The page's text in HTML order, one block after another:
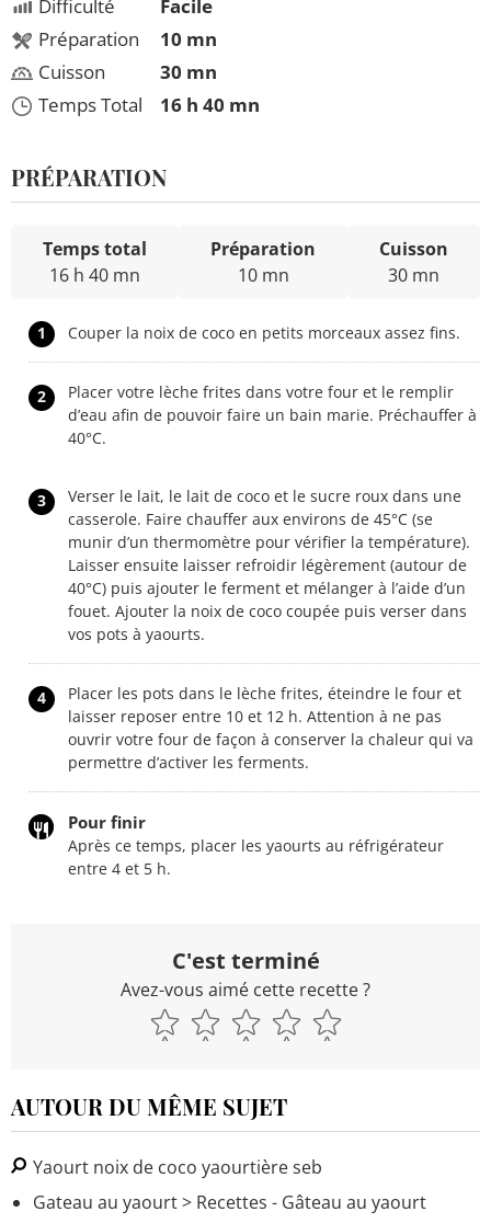
Difficulté
Préparation
Cuisson
Temps Total
Facile
10 mn
30 mn
16 h 40 mn
PRÉPARATION
Temps total
16 h 40 mn
Préparation
10 mn
Cuisson
30 mn
1 Couper la noix de coco en petits morceaux assez fins.
2
Placer votre lèche frites dans votre four et le remplir
d’eau afin de pouvoir faire un bain marie. Préchauffer à
40°C.
3
Verser le lait, le lait de coco et le sucre roux dans une
casserole. Faire chauffer aux environs de 45°C (se
munir d’un thermomètre pour vérifier la température).
Laisser ensuite laisser refroidir légèrement (autour de
40°C) puis ajouter le ferment et mélanger à l’aide d’un
fouet. Ajouter la noix de coco coupée puis verser dans
vos pots à yaourts.
4
Placer les pots dans le lèche frites, éteindre le four et
laisser reposer entre 10 et 12 h. Attention à ne pas
ouvrir votre four de façon à conserver la chaleur qui va
permettre d’activer les ferments.
Pour finir
Après ce temps, placer les yaourts au réfrigérateur
entre 4 et 5 h.
C'est terminé
Avez-vous aimé cette recette ?
AUTOUR DU MÊME SUJET
Yaourt noix de coco yaourtière seb
Gateau au yaourt> Recettes - Gâteau au yaourt